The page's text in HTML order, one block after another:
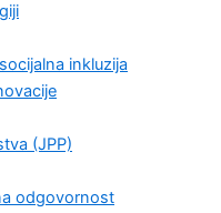
inkluzija
(JPP)
odgovornost